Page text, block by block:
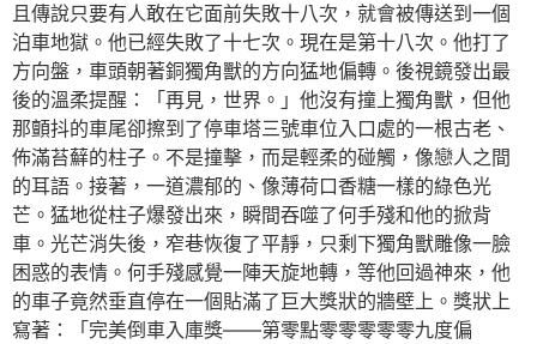
且傳說只要有人敢在它面前失敗十八次，就會被傳送到一個
泊車地獄。他已經失敗了十七次。現在是第十八次。他打了
方向盤，車頭朝著銅獨角獸的方向猛地偏轉。後視鏡發出最
後的溫柔提醒：「再見，世界。」他沒有撞上獨角獸，但他
那顫抖的車尾卻擦到了停車塔三號車位入口處的一根古老、
佈滿苔蘚的柱子。不是撞擊，而是輕柔的碰觸，像戀人之間
的耳語。接著，一道濃郁的、像薄荷口香糖一樣的綠色光
芒。猛地從柱子爆發出來，瞬間吞噬了何手殘和他的掀背
車。光芒消失後，窄巷恢復了平靜，只剩下獨角獸雕像一臉
困惑的表情。何手殘感覺一陣天旋地轉，等他回過神來，他
的車子竟然垂直停在一個貼滿了巨大獎狀的牆壁上。獎狀上
寫著：「完美倒車入庫獎——第零點零零零零零九度偏